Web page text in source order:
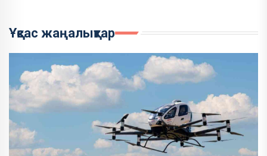
Ұқсас жаңалықтар